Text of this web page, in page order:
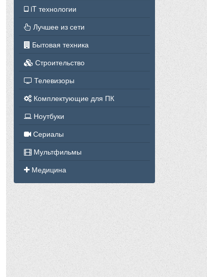
iT технологии
Лучшее из сети
Бытовая техника
Строительство
Телевизоры
Комплектующие для ПК
Ноутбуки
Сериалы
Мультфильмы
Медицина